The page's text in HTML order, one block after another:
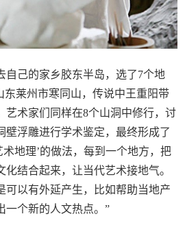
自己的家乡胶东半岛，选了7个地
莱州市寒同山，传说中王重阳带
艺术家们同样在8个山洞中修行，讨
壁浮雕进行学术鉴定，最终形成了
术地理’的做法，每到一个地方，把
结合起来，让当代艺术接地气。
可以有外延产生，比如帮助当地产
一个新的人文热点。”